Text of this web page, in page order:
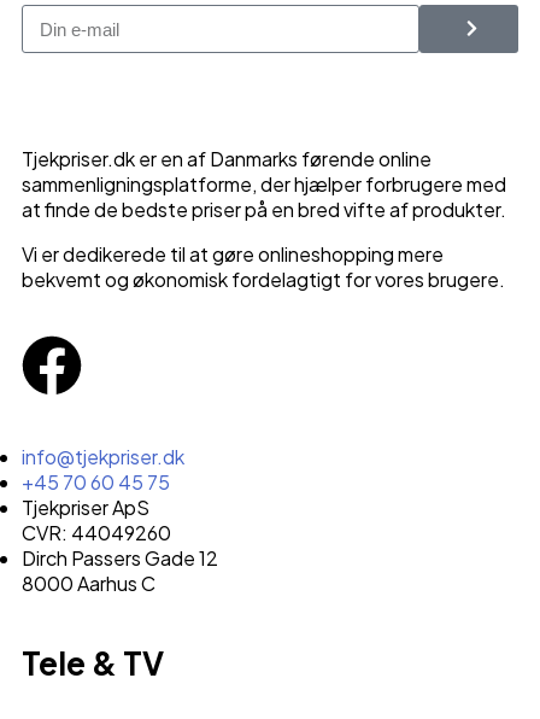
Tjekpriser.dk er en af Danmarks førende online
sammenligningsplatforme, der hjælper forbrugere med
at finde de bedste priser på en bred vifte af produkter.
Vi er dedikerede til at gøre onlineshopping mere
bekvemt og økonomisk fordelagtigt for vores brugere.
info@tjekpriser.dk
+45 70 60 45 75
Tjekpriser ApS
CVR: 44049260
Dirch Passers Gade 12
8000 Aarhus C
Tele & TV